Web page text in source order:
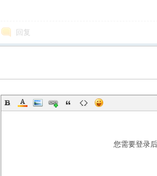
回复
您需要登录